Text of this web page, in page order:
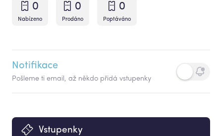
0
Nabízeno
0
Prodáno
0
Poptáváno
Notifikace
Pošleme ti email, až někdo přidá vstupenky
Vstupenky